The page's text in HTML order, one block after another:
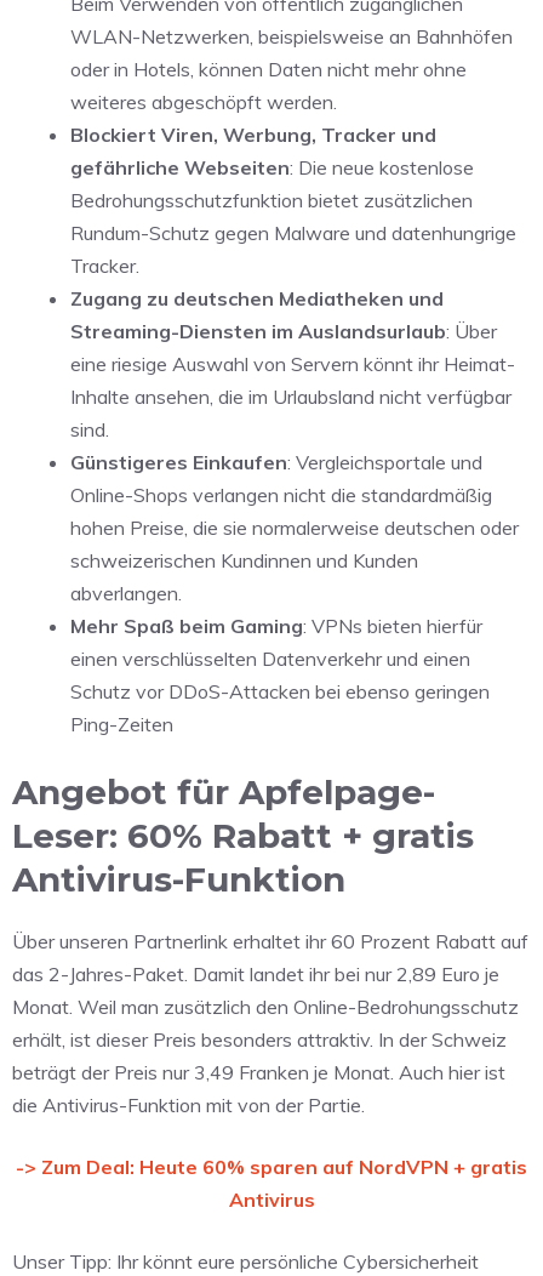
WLAN-Netzwerken, beispielsweise an Bahnhöfen
oder in Hotels, können Daten nicht mehr ohne
weiteres abgeschöpft werden.
Blockiert Viren, Werbung, Tracker und
gefährliche Webseiten: Die neue kostenlose
Bedrohungsschutzfunktion bietet zusätzlichen
Rundum-Schutz gegen Malware und datenhungrige
Tracker.
Zugang zu deutschen Mediatheken und
Streaming-Diensten im Auslandsurlaub: Über
eine riesige Auswahl von Servern könnt ihr Heimat-
Inhalte ansehen, die im Urlaubsland nicht verfügbar
sind.
Günstigeres Einkaufen: Vergleichsportale und
Online-Shops verlangen nicht die standardmäßig
hohen Preise, die sie normalerweise deutschen oder
schweizerischen Kundinnen und Kunden
abverlangen.
Mehr Spaß beim Gaming: VPNs bieten hierfür
einen verschlüsselten Datenverkehr und einen
Schutz vor DDoS-Attacken bei ebenso geringen
Ping-Zeiten
Angebot für Apfelpage-
Leser: 60% Rabatt + gratis
Antivirus-Funktion
Über unseren Partnerlink erhaltet ihr 60 Prozent Rabatt auf
das 2-Jahres-Paket. Damit landet ihr bei nur 2,89 Euro je
Monat. Weil man zusätzlich den Online-Bedrohungsschutz
erhält, ist dieser Preis besonders attraktiv. In der Schweiz
beträgt der Preis nur 3,49 Franken je Monat. Auch hier ist
die Antivirus-Funktion mit von der Partie.
-> Zum Deal: Heute 60% sparen auf NordVPN + gratis
Antivirus
Unser Tipp: Ihr könnt eure persönliche Cybersicherheit